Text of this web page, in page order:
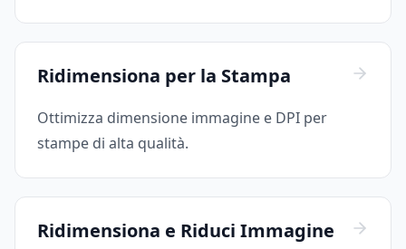
Ridimensiona per la Stampa
Ottimizza dimensione immagine e DPI per
stampe di alta qualità.
Ridimensiona e Riduci Immagine